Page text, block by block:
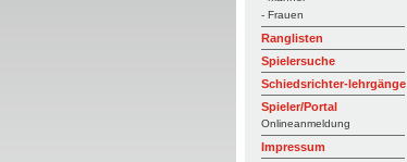
- Frauen
Ranglisten
Spielersuche
Schiedsrichter-lehrgänge
Spieler/Portal
Onlineanmeldung
Impressum